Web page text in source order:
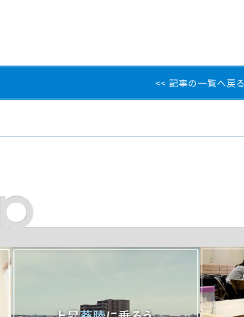
<< 記事の一覧へ戻る